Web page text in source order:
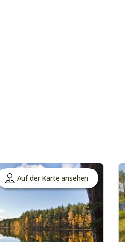
Auf der Karte ansehen